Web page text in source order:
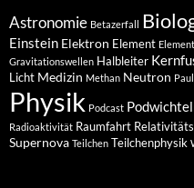
Astronomie Betazerfall
Einstein Elektron Element
Gravitationswellen Halbleiter
Licht Medizin Methan Neutron
Physik Podcast
Radioaktivität Raumfahrt
Supernova Teilchen Teilchenphysik